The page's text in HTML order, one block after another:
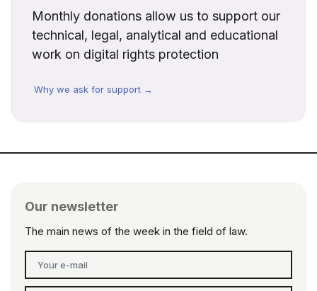
Monthly donations allow us to support our
technical, legal, analytical and educational
work on digital rights protection
Why we ask for support →
Our newsletter
The main news of the week in the field of law.